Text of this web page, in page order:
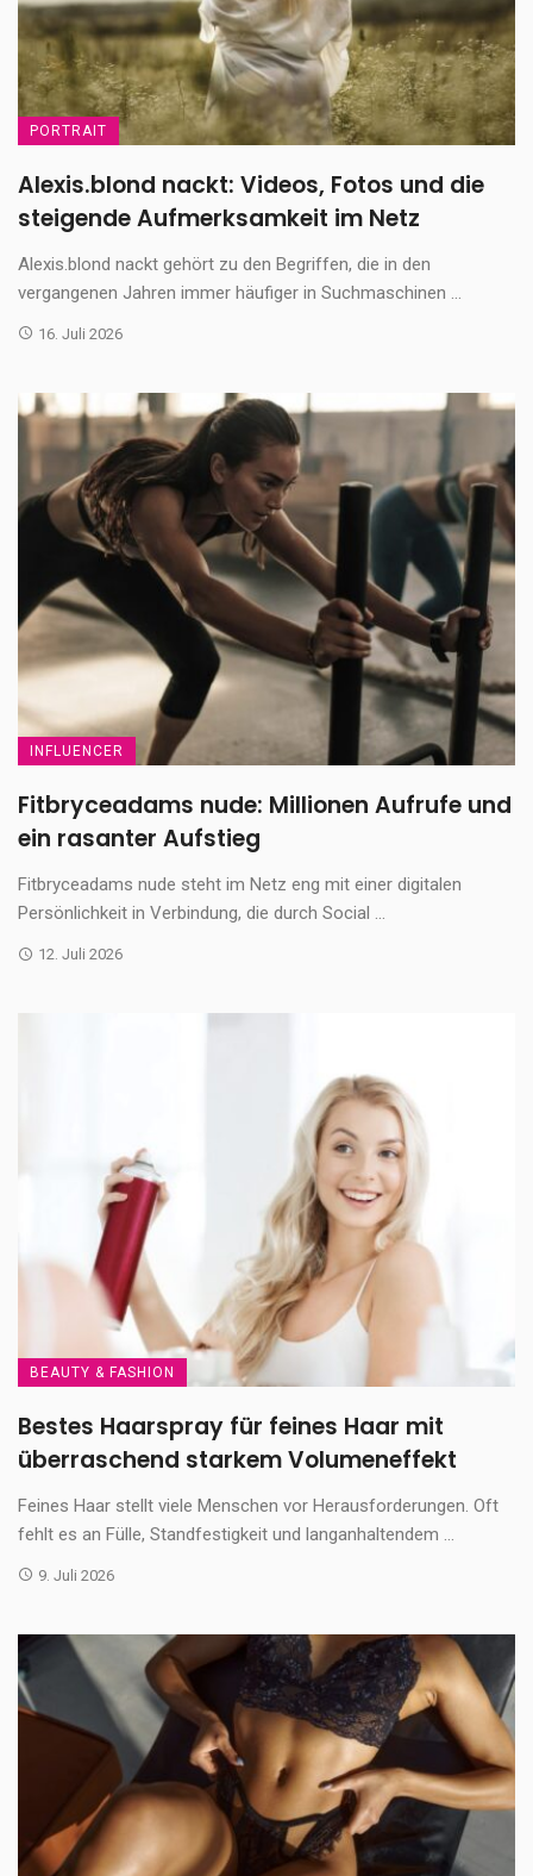
PORTRAIT
Alexis.blond nackt: Videos, Fotos und die
steigende Aufmerksamkeit im Netz
Alexis.blond nackt gehört zu den Begriffen, die in den
vergangenen Jahren immer häufiger in Suchmaschinen ...
16. Juli 2026
INFLUENCER
Fitbryceadams nude: Millionen Aufrufe und
ein rasanter Aufstieg
Fitbryceadams nude steht im Netz eng mit einer digitalen
Persönlichkeit in Verbindung, die durch Social ...
12. Juli 2026
BEAUTY & FASHION
Bestes Haarspray für feines Haar mit
überraschend starkem Volumeneffekt
Feines Haar stellt viele Menschen vor Herausforderungen. Oft
fehlt es an Fülle, Standfestigkeit und langanhaltendem ...
9. Juli 2026